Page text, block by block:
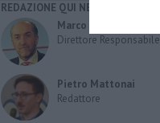
REDAZIONE QUI NEWS
Marco Migli
Direttore Responsabile
Pietro Mattonai
Redattore